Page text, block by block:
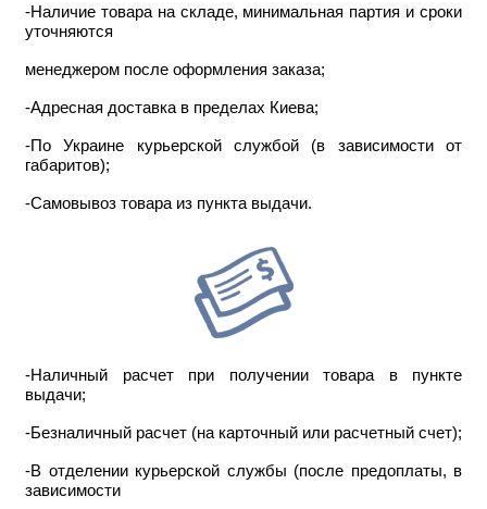
-Наличие товара на складе, минимальная партия и сроки
уточняются
менеджером после оформления заказа;
-Адресная доставка в пределах Киева;
-По Украине курьерской службой (в зависимости от
габаритов);
-Самовывоз товара из пункта выдачи.
-Наличный расчет при получении товара в пункте
выдачи;
-Безналичный расчет (на карточный или расчетный счет);
-В отделении курьерской службы (после предоплаты, в
зависимости